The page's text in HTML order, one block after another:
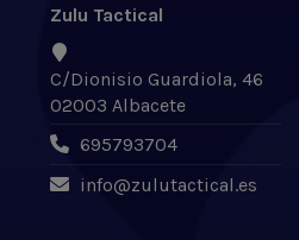
Zulu Tactical
C/Dionisio Guardiola, 46
02003 Albacete
695793704
info@zulutactical.es